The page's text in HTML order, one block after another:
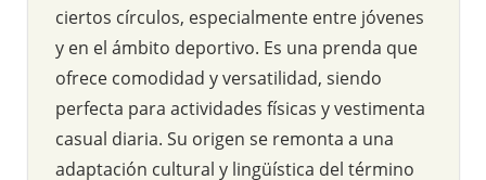
ciertos círculos, especialmente entre jóvenes
y en el ámbito deportivo. Es una prenda que
ofrece comodidad y versatilidad, siendo
perfecta para actividades físicas y vestimenta
casual diaria. Su origen se remonta a una
adaptación cultural y lingüística del término